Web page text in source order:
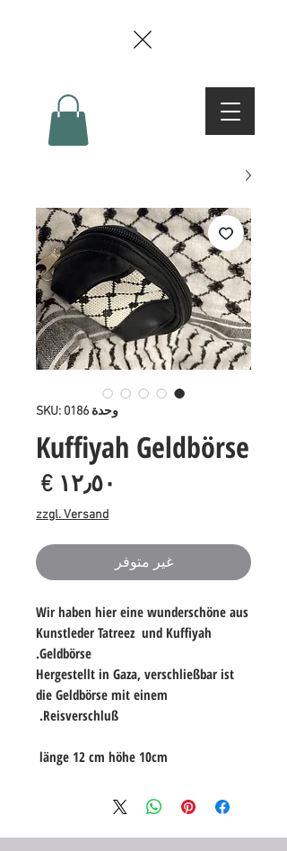
وحدة SKU: 0186
Kuffiyah Geldbörse
zzgl. Versand
غير متوفر
Wir haben hier eine wunderschöne aus
Kunstleder Tatreez und Kuffiyah
Geldbörse.
Hergestellt in Gaza, verschließbar ist
die Geldbörse mit einem
Reisverschluß.
länge 12 cm höhe 10cm